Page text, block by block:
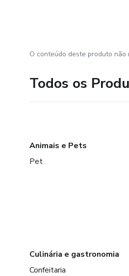
O conteúdo deste produto não
Todos os
Animais e Pets
Pet
Culinária e gastronomia
Confeitaria